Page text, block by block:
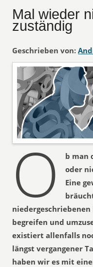
Mal wieder
zuständig
Geschrieben von:
O
b man
oder
Eine
begreifen und
existiert allenfalls
längst vergangener
haben wir es mit